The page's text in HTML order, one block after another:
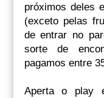
próximos deles
(exceto pelas
de entrar no
sorte de
pagamos entre
Aperta o play